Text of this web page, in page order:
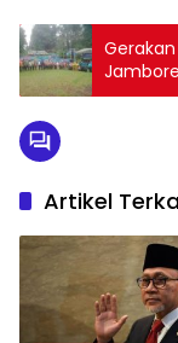
Jawa
Artikel